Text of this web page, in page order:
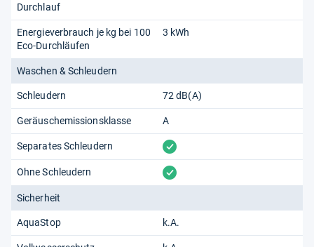
Durchlauf
Energieverbrauch je kg bei 100
Eco-Durchläufen
3 kWh
Waschen & Schleudern
Schleudern 72 dB(A)
Geräuschemissionsklasse A
Separates Schleudern vorhanden
Ohne Schleudern vorhanden
Sicherheit
AquaStop k.A.